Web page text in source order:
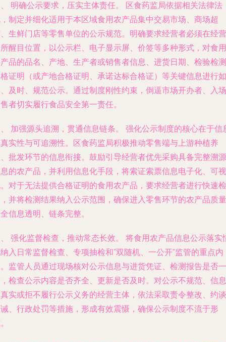
明确公示要求，压实主体责任。 区食药监局依据相关法律法
制定并细化适用于本区域食用农产品集中交易市场、商场超
生鲜门店等零售单位的公示规范。明确要求经营者必须在经营
醒目位置，以公示栏、电子显示屏、价签等多种形式，对食用
品的品名、产地、生产者或销售者信息、进货日期、检验检测
证明（或产地合格证明、承诺达标合格证）等关键信息进行如
及时、规范公示。通过制度刚性约束，倒逼市场开办者、入场
者切实履行食品安全第一责任。
加强源头追溯，贯通信息链条。 强化公示制度的核心在于信
实性与可追溯性。区食药监局积极推动零售端与上游种植养
批发环节的信息衔接。鼓励引导经营者优先采购具备完整溯源
的农产品，并利用信息化手段，将索证索票信息电子化、可视
对于无法提供合格证明的食用农产品，要求经营者进行快速检
并将检测结果纳入公示范围，确保进入零售环节的农产品质量
信息透明、链条完整。
强化监督检查，推动常态长效。 将食用农产品信息公示落实
入日常监督检查、专项抽检和“双随机、一公开”监管的重点内
监管人员通过现场核对公示信息与进货凭证、检测报告是否一
检查公示内容是否齐全、更新是否及时。对公示不规范、信息
实或拒不履行公示义务的经营主体，依法采取责令整改、约谈
、行政处罚等措施，形成有效震慑，确保公示制度不流于形